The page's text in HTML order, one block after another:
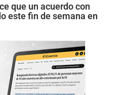
que un acuerdo con
este fin de semana en